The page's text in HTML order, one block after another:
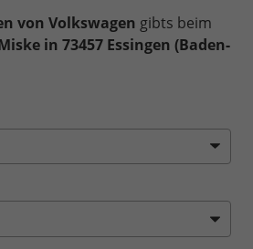
von Volkswagen gibts beim
in 73457 Essingen (Baden-